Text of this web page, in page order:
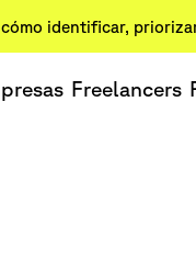
cómo identificar,
Freelancers